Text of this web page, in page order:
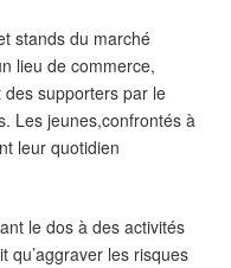
stands du marché
lieu de commerce,
des supporters par le
Les jeunes,confrontés à
leur quotidien
le dos à des activités
qu’aggraver les risques